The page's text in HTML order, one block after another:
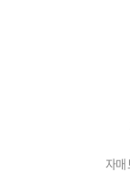
자매